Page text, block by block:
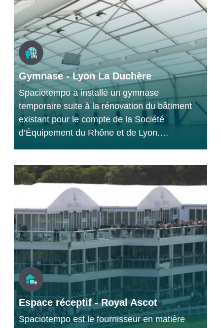
Gymnase - Lyon La Duchère
Spaciotempo a installé un gymnase
temporaire suite à la rénovation du bâtiment
existant pour le compte de la Société
d’Équipement du Rhône et de Lyon.…
Espace réceptif - Royal Ascot
Spaciotempo est le fournisseur en matière